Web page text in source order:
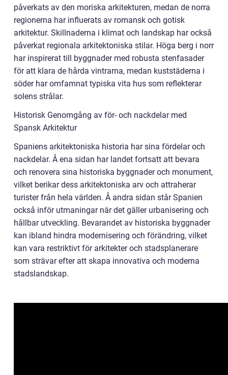
påverkats av den moriska arkitekturen, medan de norra
regionerna har influerats av romansk och gotisk
arkitektur. Skillnaderna i klimat och landskap har också
påverkat regionala arkitektoniska stilar. Höga berg i norr
har inspirerat till byggnader med robusta stenfasader
för att klara de hårda vintrarna, medan kuststäderna i
söder har omfamnat typiska vita hus som reflekterar
solens strålar.
Historisk Genomgång av för- och nackdelar med
Spansk Arkitektur
Spaniens arkitektoniska historia har sina fördelar och
nackdelar. Å ena sidan har landet fortsatt att bevara
och renovera sina historiska byggnader och monument,
vilket berikar dess arkitektoniska arv och attraherar
turister från hela världen. Å andra sidan står Spanien
också inför utmaningar när det gäller urbanisering och
hållbar utveckling. Bevarandet av historiska byggnader
kan ibland hindra modernisering och förändring, vilket
kan vara restriktivt för arkitekter och stadsplanerare
som strävar efter att skapa innovativa och moderna
stadslandskap.